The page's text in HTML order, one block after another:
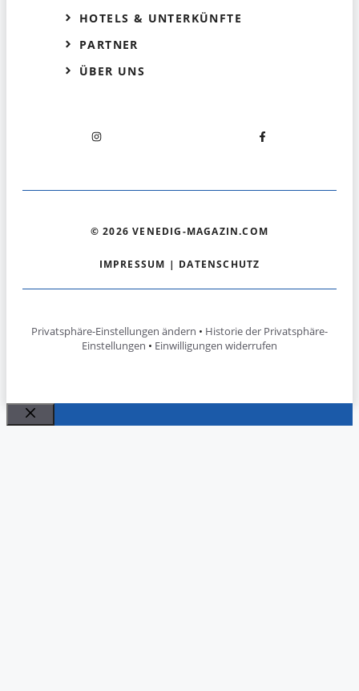
HOTELS & UNTERKÜNFTE
PARTNER
ÜBER UNS
© 2026 VENEDIG-MAGAZIN.COM
IMPRESSUM | DATENSCHUTZ
Privatsphäre-Einstellungen ändern • Historie der Privatsphäre-
Einstellungen • Einwilligungen widerrufen
Schließen